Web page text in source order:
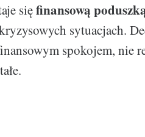
sięfinansową
sytuacjach.
spokojem, nie